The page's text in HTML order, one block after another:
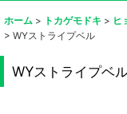
ホーム > トカゲモドキ > ヒ
> WYストライプベル
WYストライプベ